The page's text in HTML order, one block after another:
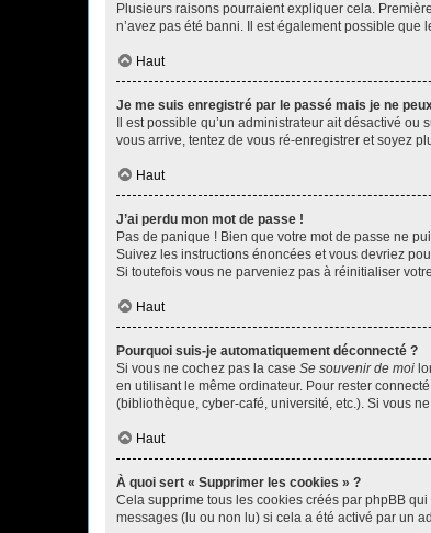
Plusieurs raisons pourraient expliquer cela.
n’avez pas été banni. Il est également possible que
Haut
Je me suis enregistré par le passé mais je ne
Il est possible qu’un administrateur ait désactivé
vous arrive, tentez de vous ré-enregistrer et soyez
Haut
J’ai perdu mon mot de passe !
Pas de panique ! Bien que votre mot de passe ne
Suivez les instructions énoncées et vous devriez
Si toutefois vous ne parveniez pas à réinitialiser
Haut
Pourquoi suis-je automatiquement déconnecté ?
Si vous ne cochez pas la case Se souvenir de moi
en utilisant le même ordinateur. Pour rester
(bibliothèque, cyber-café, université, etc.). Si vous
Haut
À quoi sert « Supprimer les cookies » ?
Cela supprime tous les cookies créés par phpBB
messages (lu ou non lu) si cela a été activé par un